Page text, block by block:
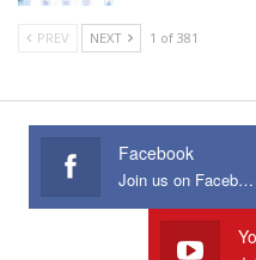
PREV NEXT 1 of 381
Facebook
Join us on Facebook